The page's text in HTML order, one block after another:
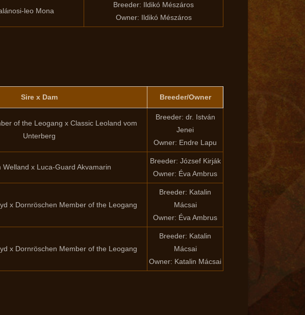
leo Mona
Breeder: Ildikó Mészáros
Owner: Ildikó Mészáros
Sire x Dam Breeder/Owner
of the Leogang x Classic Leoland vom
Unterberg
Breeder: dr. István
Jenei
Owner: Endre Lapu
Welland x Luca-Guard Akvamarin
Breeder: József Kirják
Owner: Éva Ambrus
x Dornröschen Member of the Leogang
Breeder: Katalin
Mácsai
Owner: Éva Ambrus
x Dornröschen Member of the Leogang
Breeder: Katalin
Mácsai
Owner: Katalin Mácsai